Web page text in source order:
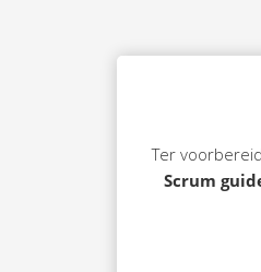
Ter
Scrum